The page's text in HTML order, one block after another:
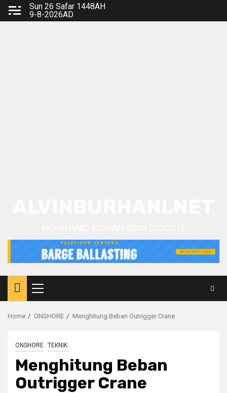
Skip
Sun 26 Safar 1448AH
9-8-2026AD
Primary
Menu
Home ONSHORE Menghitung Beban Outrigger Crane
ONSHORE TEKNIK
Menghitung Beban
Outrigger Crane